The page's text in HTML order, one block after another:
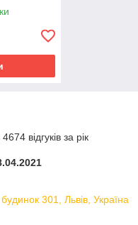
0110
відгуків за рік
301, Львів, Україна